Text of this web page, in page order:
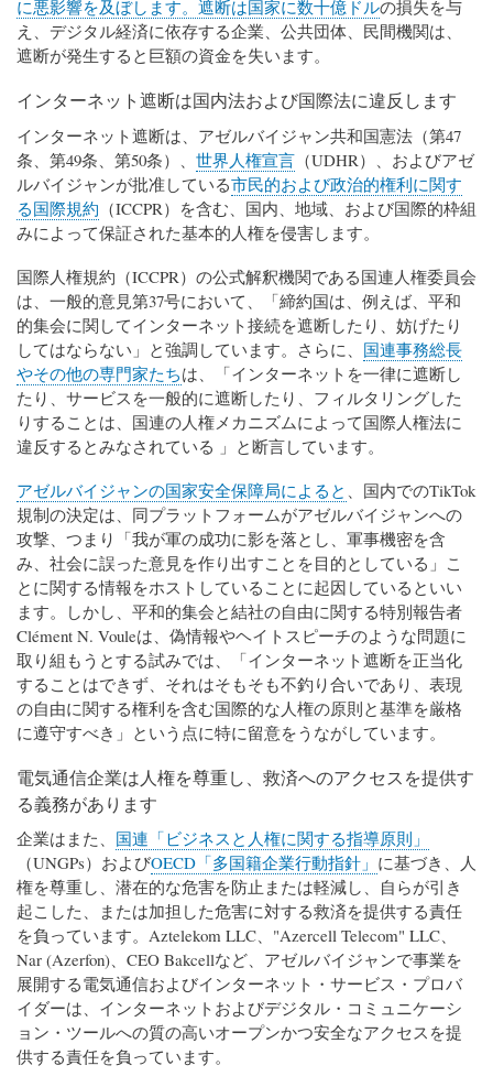
に悪影響を及ぼします。遮断は国家に数十億ドルの損失を与
え、デジタル経済に依存する企業、公共団体、民間機関は、
遮断が発生すると巨額の資金を失います。
インターネット遮断は国内法および国際法に違反します
インターネット遮断は、アゼルバイジャン共和国憲法（第47
条、第49条、第50条）、 世界人権宣言 （UDHR）、およびアゼ
ルバイジャンが批准している市民的および政治的権利に関す
る国際規約 （ICCPR）を含む、国内、地域、および国際的枠組
みによって保証された基本的人権を侵害します。
国際人権規約（ICCPR）の公式解釈機関である国連人権委員会
は、一般的意見第37号において、「締約国は、例えば、平和
的集会に関してインターネット接続を遮断したり、妨げたり
してはならない」と強調しています。さらに、 国連事務総長
やその他の専門家たちは、「インターネットを一律に遮断し
たり、サービスを一般的に遮断したり、フィルタリングした
りすることは、国連の人権メカニズムによって国際人権法に
違反するとみなされている 」と断言しています。
アゼルバイジャンの国家安全保障局によると
、国内でのTikTok
規制の決定は、同プラットフォームがアゼルバイジャンへの
攻撃、つまり「我が軍の成功に影を落とし、軍事機密を含
み、社会に誤った意見を作り出すことを目的としている」こ
とに関する情報をホストしていることに起因しているといい
ます。しかし、平和的集会と結社の自由に関する特別報告者
Clément N. Vouleは、偽情報やヘイトスピーチのような問題に
取り組もうとする試みでは、「インターネット遮断を正当化
することはできず、それはそもそも不釣り合いであり、表現
の自由に関する権利を含む国際的な人権の原則と基準を厳格
に遵守すべき」という点に特に留意をうながしています。
電気通信企業は人権を尊重し、救済へのアクセスを提供す
る義務があります
企業はまた、 国連「ビジネスと人権に関する指導原則」
（UNGPs）およびOECD「多国籍企業行動指針」 に基づき、人
権を尊重し、潜在的な危害を防止または軽減し、自らが引き
起こした、または加担した危害に対する救済を提供する責任
を負っています。Aztelekom LLC、"Azercell Telecom" LLC、
Nar (Azerfon)、CEO Bakcellなど、アゼルバイジャンで事業を
展開する電気通信およびインターネット・サービス・プロバ
イダーは、インターネットおよびデジタル・コミュニケーシ
ョン・ツールへの質の高いオープンかつ安全なアクセスを提
供する責任を負っています。